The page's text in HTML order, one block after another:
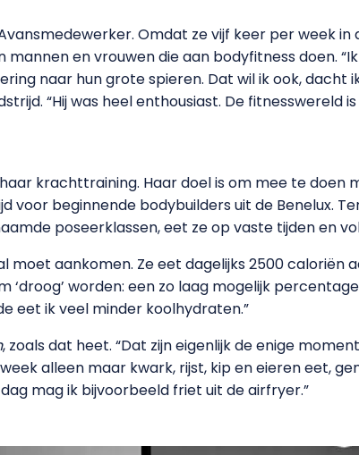
Omdat ze vijf keer per week
en vrouwen die aan bodyfitness doen.
naar hun grote spieren. Dat wil ik ook, dacht
“Hij was heel enthousiast. De fitnesswereld
krachttraining. Haar doel is om mee te doen
voor beginnende bodybuilders uit de Benelux.
poseerklassen, eet ze op vaste tijden en
aankomen. Ze eet dagelijks 2500 caloriën
‘droog’ worden: een zo laag mogelijk
eet ik veel minder koolhydraten.”
, zoals dat heet. “Dat zijn eigenlijk de enige
alleen maar kwark, rijst, kip en eieren eet,
mag ik bijvoorbeeld friet uit de airfryer.”